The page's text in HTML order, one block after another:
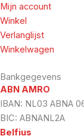
Mijn account
Winkel
Verlanglijst
Winkelwagen
Bankgegevens
ABN AMRO
IBAN: NL03 ABNA
BIC: ABNANL2A
Belfius